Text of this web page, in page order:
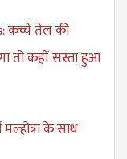
कच्चे तेल की
तो कहीं सस्ता हुआ
मल्होत्रा के साथ